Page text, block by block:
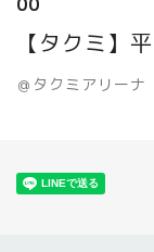
【タクミ】
＠タクミアリーナ